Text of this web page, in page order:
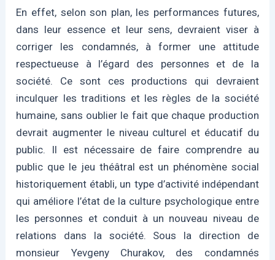
En effet, selon son plan, les performances futures,
dans leur essence et leur sens, devraient viser à
corriger les condamnés, à former une attitude
respectueuse à l’égard des personnes et de la
société. Ce sont ces productions qui devraient
inculquer les traditions et les règles de la société
humaine, sans oublier le fait que chaque production
devrait augmenter le niveau culturel et éducatif du
public. Il est nécessaire de faire comprendre au
public que le jeu théâtral est un phénomène social
historiquement établi, un type d’activité indépendant
qui améliore l’état de la culture psychologique entre
les personnes et conduit à un nouveau niveau de
relations dans la société. Sous la direction de
monsieur Yevgeny Churakov, des condamnés